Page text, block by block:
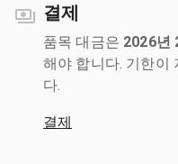
결제
품목 대금은 2026년
해야 합니다. 기한이
다.
결제